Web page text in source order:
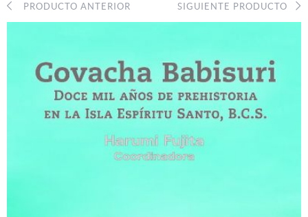
PRODUCTO ANTERIOR SIGUIENTE PRODUCTO